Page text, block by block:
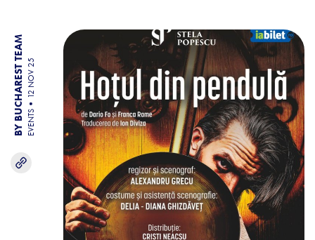
BY BUCHAREST TEAM EVENTS
12 NOV 25